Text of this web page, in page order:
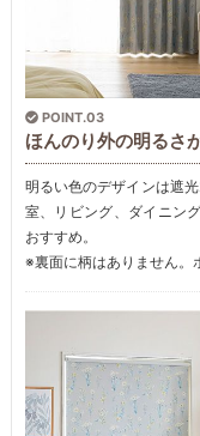
POINT.03
ほんのり外の明るさ
明るい色のデザインは遮
室、リビング、ダイニン
おすすめ。
※裏面に柄はありません。